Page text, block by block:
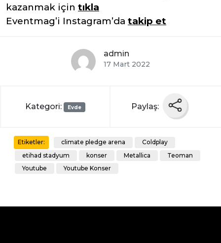
kazanmak için tıkla
Eventmag’i Instagram’da takip et
admin
17 Mart 2022
Kategori: Evde Paylaş:
Etiketler: climate pledge arena
Coldplay
etihad stadyum
konser Metallica
Teoman
Youtube
Youtube Konser